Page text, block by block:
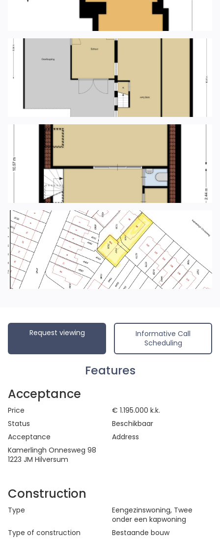
Request viewing
Informative Call
Scheduling
Features
Acceptance
Price
€ 1.195.000 k.k.
Status
Beschikbaar
Acceptance
Address
Kamerlingh Onnesweg 98
1223 JM Hilversum
Construction
Type Eengezinswoning, Twee
onder een kapwoning
Type of construction
Bestaande bouw